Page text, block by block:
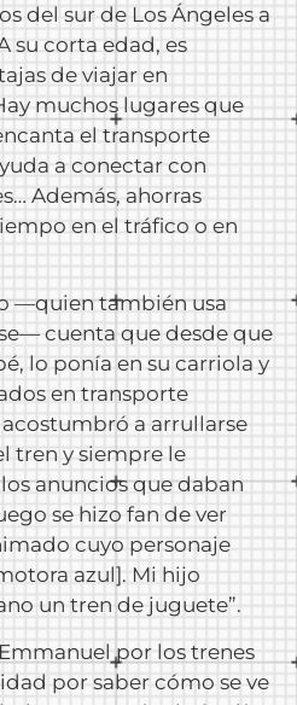
del sur de Los Ángeles a
su corta edad, es
de viajar en
muchos lugares que
el transporte
a conectar con
Además, ahorras
en el tráfico o en
—quien también usa
cuenta que desde que
lo ponía en su carriola y
en transporte
a arrullarse
tren y siempre le
anuncios que daban
se hizo fan de ver
cuyo personaje
azul]. Mi hijo
un tren de juguete”.
por los trenes
por saber cómo se ve